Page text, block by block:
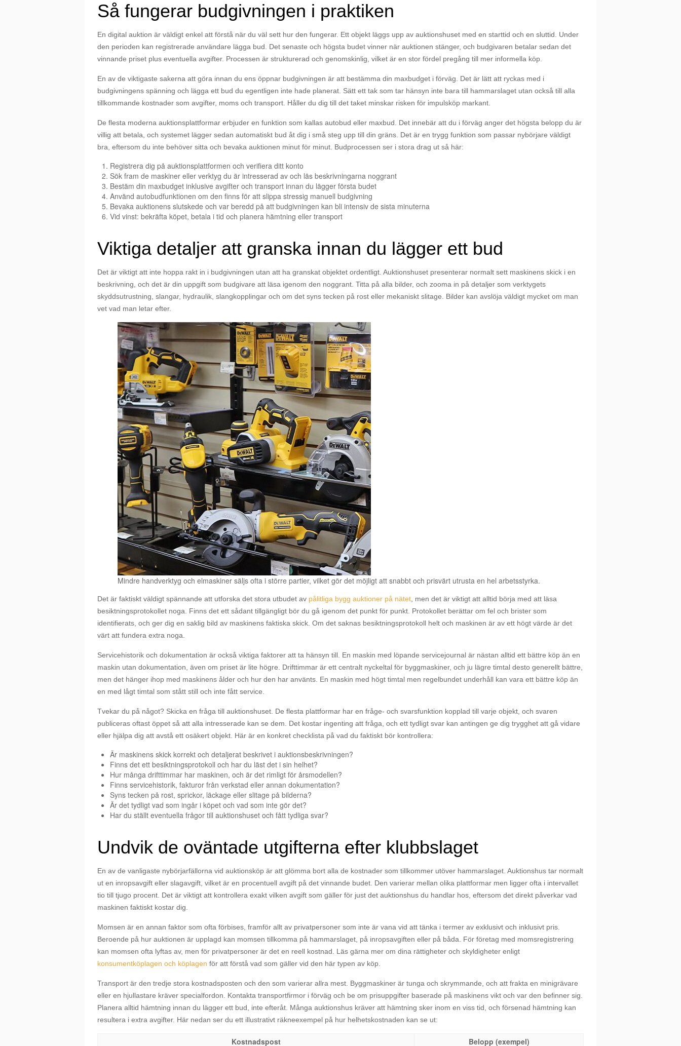
Så fungerar budgivningen i praktiken
En digital auktion är väldigt enkel att förstå när du väl sett hur den fungerar. Ett objekt läggs upp av auktionshuset med en starttid och en sluttid. Under
den perioden kan registrerade användare lägga bud. Det senaste och högsta budet vinner när auktionen stänger, och budgivaren betalar sedan det
vinnande priset plus eventuella avgifter. Processen är strukturerad och genomskinlig, vilket är en stor fördel pregång till mer informella köp.
En av de viktigaste sakerna att göra innan du ens öppnar budgivningen är att bestämma din maxbudget i förväg. Det är lätt att ryckas med i
budgivningens spänning och lägga ett bud du egentligen inte hade planerat. Sätt ett tak som tar hänsyn inte bara till hammarslaget utan också till alla
tillkommande kostnader som avgifter, moms och transport. Håller du dig till det taket minskar risken för impulsköp markant.
De flesta moderna auktionsplattformar erbjuder en funktion som kallas autobud eller maxbud. Det innebär att du i förväg anger det högsta belopp du är
villig att betala, och systemet lägger sedan automatiskt bud åt dig i små steg upp till din gräns. Det är en trygg funktion som passar nybörjare väldigt
bra, eftersom du inte behöver sitta och bevaka auktionen minut för minut. Budprocessen ser i stora drag ut så här:
Registrera dig på auktionsplattformen och verifiera ditt konto
Sök fram de maskiner eller verktyg du är intresserad av och läs beskrivningarna noggrant
Bestäm din maxbudget inklusive avgifter och transport innan du lägger första budet
Använd autobudfunktionen om den finns för att slippa stressig manuell budgivning
Bevaka auktionens slutskede och var beredd på att budgivningen kan bli intensiv de sista minuterna
Vid vinst: bekräfta köpet, betala i tid och planera hämtning eller transport
Viktiga detaljer att granska innan du lägger ett bud
Det är viktigt att inte hoppa rakt in i budgivningen utan att ha granskat objektet ordentligt. Auktionshuset presenterar normalt sett maskinens skick i en
beskrivning, och det är din uppgift som budgivare att läsa igenom den noggrant. Titta på alla bilder, och zooma in på detaljer som verktygets
skyddsutrustning, slangar, hydraulik, slangkopplingar och om det syns tecken på rost eller mekaniskt slitage. Bilder kan avslöja väldigt mycket om man
vet vad man letar efter.
Mindre handverktyg och elmaskiner säljs ofta i större partier, vilket gör det möjligt att snabbt och prisvärt utrusta en hel arbetsstyrka.
Det är faktiskt väldigt spännande att utforska det stora utbudet av pålitliga bygg auktioner på nätet , men det är viktigt att alltid börja med att läsa
besiktningsprotokollet noga. Finns det ett sådant tillgängligt bör du gå igenom det punkt för punkt. Protokollet berättar om fel och brister som
identifierats, och ger dig en saklig bild av maskinens faktiska skick. Om det saknas besiktningsprotokoll helt och maskinen är av ett högt värde är det
värt att fundera extra noga.
Servicehistorik och dokumentation är också viktiga faktorer att ta hänsyn till. En maskin med löpande servicejournal är nästan alltid ett bättre köp än en
maskin utan dokumentation, även om priset är lite högre. Drifttimmar är ett centralt nyckeltal för byggmaskiner, och ju lägre timtal desto generellt bättre,
men det hänger ihop med maskinens ålder och hur den har använts. En maskin med högt timtal men regelbundet underhåll kan vara ett bättre köp än
en med lågt timtal som stått still och inte fått service.
Tvekar du på något? Skicka en fråga till auktionshuset. De flesta plattformar har en fråge- och svarsfunktion kopplad till varje objekt, och svaren
publiceras oftast öppet så att alla intresserade kan se dem. Det kostar ingenting att fråga, och ett tydligt svar kan antingen ge dig trygghet att gå vidare
eller hjälpa dig att avstå ett osäkert objekt. Här är en konkret checklista på vad du faktiskt bör kontrollera:
Är maskinens skick korrekt och detaljerat beskrivet i auktionsbeskrivningen?
Finns det ett besiktningsprotokoll och har du läst det i sin helhet?
Hur många drifttimmar har maskinen, och är det rimligt för årsmodellen?
Finns servicehistorik, fakturor från verkstad eller annan dokumentation?
Syns tecken på rost, sprickor, läckage eller slitage på bilderna?
Är det tydligt vad som ingår i köpet och vad som inte gör det?
Har du ställt eventuella frågor till auktionshuset och fått tydliga svar?
Undvik de oväntade utgifterna efter klubbslaget
En av de vanligaste nybörjarfällorna vid auktionsköp är att glömma bort alla de kostnader som tillkommer utöver hammarslaget. Auktionshus tar normalt
ut en inropsavgift eller slagavgift, vilket är en procentuell avgift på det vinnande budet. Den varierar mellan olika plattformar men ligger ofta i intervallet
tio till tjugo procent. Det är viktigt att kontrollera exakt vilken avgift som gäller för just det auktionshus du handlar hos, eftersom det direkt påverkar vad
maskinen faktiskt kostar dig.
Momsen är en annan faktor som ofta förbises, framför allt av privatpersoner som inte är vana vid att tänka i termer av exklusivt och inklusivt pris.
Beroende på hur auktionen är upplagd kan momsen tillkomma på hammarslaget, på inropsavgiften eller på båda. För företag med momsregistrering
kan momsen ofta lyftas av, men för privatpersoner är det en reell kostnad. Läs gärna mer om dina rättigheter och skyldigheter enligt
konsumentköplagen och köplagen för att förstå vad som gäller vid den här typen av köp.
Transport är den tredje stora kostnadsposten och den som varierar allra mest. Byggmaskiner är tunga och skrymmande, och att frakta en minigrävare
eller en hjullastare kräver specialfordon. Kontakta transportfirmor i förväg och be om prisuppgifter baserade på maskinens vikt och var den befinner sig.
Planera alltid hämtning innan du lägger ett bud, inte efteråt. Många auktionshus kräver att hämtning sker inom en viss tid, och försenad hämtning kan
resultera i extra avgifter. Här nedan ser du ett illustrativt räkneexempel på hur helhetskostnaden kan se ut:
Kostnadspost Belopp (exempel)